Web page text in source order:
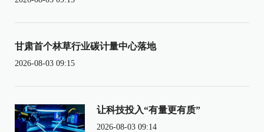
甘肃首个林草行业碳计量中心落地
2026-08-03 09:15
让科技投入“有量更有质”
2026-08-03 09:14